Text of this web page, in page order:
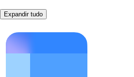
Expandir tudo